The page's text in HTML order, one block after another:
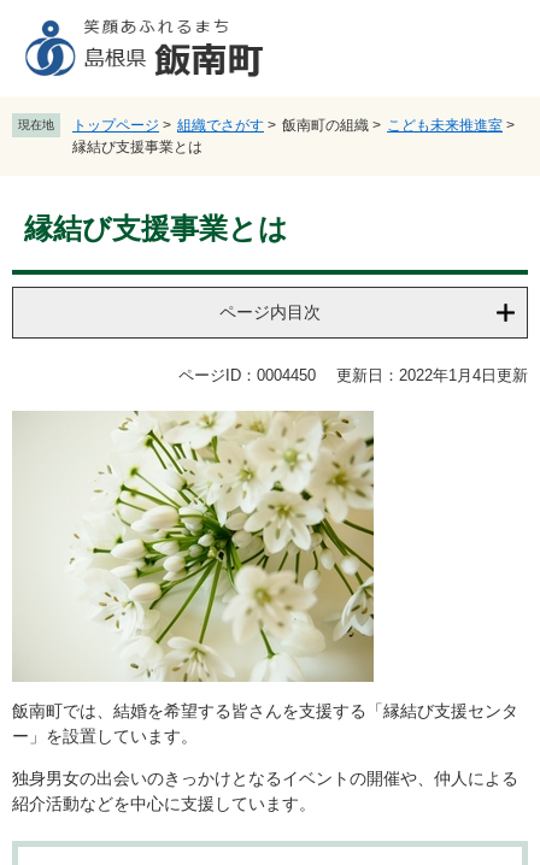
先
頭
を
飛
へ
現在地 トップページ > 組織でさがす > 飯南町の組織 > こども未来推進室 >
縁結び支援事業とは
文縁結び支援事業とは
ページ内目次
ページID：0004450 更新日：2022年1月4日更新
飯南町では、結婚を希望する皆さんを支援する「縁結び支援センタ
ー」を設置しています。
独身男女の出会いのきっかけとなるイベントの開催や、仲人による
紹介活動などを中心に支援しています。